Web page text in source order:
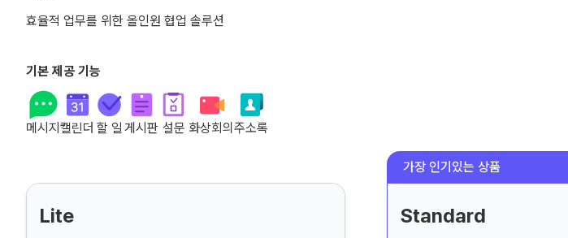
효율적 업무를 위한 올인원 협업 솔루션
기본 제공 기능
메시지 캘린더 할 일 게시판 설문 화상회의 주소록
Lite Standard